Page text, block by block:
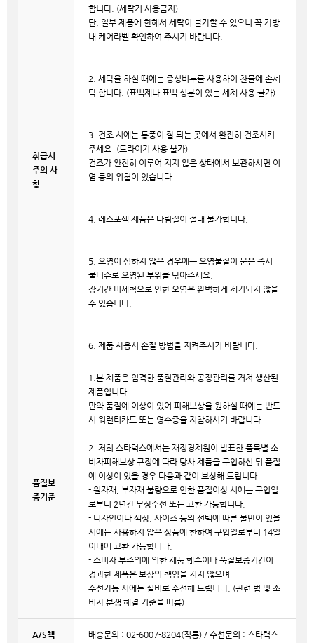
취급시
주의 사
항
합니다. (세탁기 사용금지)
단, 일부 제품에 한해서 세탁이 불가할 수 있으니 꼭 가방
내 케어라벨 확인하여 주시기 바랍니다.
2. 세탁을 하실 때에는 중성비누를 사용하여 찬물에 손세
탁 합니다. (표백제나 표백 성분이 있는 세제 사용 불가)
3. 건조 시에는 통풍이 잘 되는 곳에서 완전히 건조시켜
주세요. (드라이기 사용 불가)
건조가 완전히 이루어 지지 않은 상태에서 보관하시면 이
염 등의 위험이 있습니다.
4. 레스포색 제품은 다림질이 절대 불가합니다.
5. 오염이 심하지 않은 경우에는 오염물질이 묻은 즉시
물티슈로 오염된 부위를 닦아주세요.
장기간 미세척으로 인한 오염은 완벽하게 제거되지 않을
수 있습니다.
6. 제품 사용시 손질 방법을 지켜주시기 바랍니다.
품질보
증기준
1.본 제품은 엄격한 품질관리와 공정관리를 거쳐 생산된
제품입니다.
만약 품질에 이상이 있어 피해보상을 원하실 때에는 반드
시 워런티카드 또는 영수증을 지참하시기 바랍니다.
2. 저희 스타럭스에서는 재정경제원이 발표한 품목별 소
비자피해보상 규정에 따라 당사 제품을 구입하신 뒤 품질
에 이상이 있을 경우 다음과 같이 보상해 드립니다.
- 원자재, 부자재 불량으로 인한 품질이상 시에는 구입일
로부터 2년간 무상수선 또는 교환 가능합니다.
- 디자인이나 색상, 사이즈 등의 선택에 따른 불만이 있을
시에는 사용하지 않은 상품에 한하여 구입일로부터 14일
이내에 교환 가능합니다.
- 소비자 부주의에 의한 제품 훼손이나 품질보증기간이
경과한 제품은 보상의 책임을 지지 않으며
수선가능 시에는 실비로 수선해 드립니다. (관련 법 및 소
비자 분쟁 해결 기준을 따름)
A/S책
배송문의 : 02-6007-8204(직통) / 수선문의 : 스타럭스